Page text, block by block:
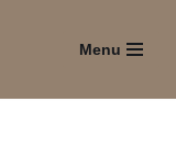
Menu